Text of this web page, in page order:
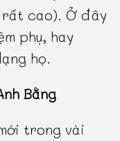
rất cao). Ở đây
phụ, hay
họ.
Bằng
trong vài